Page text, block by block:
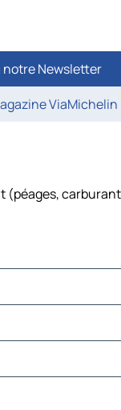
notre Newsletter
ViaMichelin